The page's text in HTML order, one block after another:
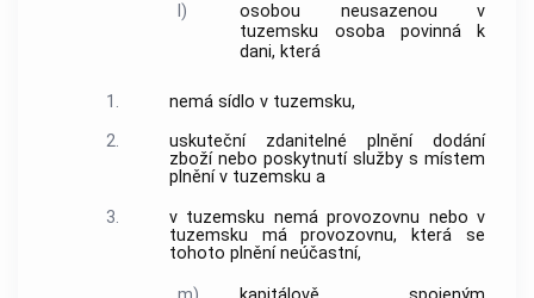
l)
osobou neusazenou v
tuzemsku osoba povinná k
dani, která
1.
nemá sídlo v tuzemsku,
2.
uskuteční zdanitelné plnění dodání
zbožínebo poskytnutí služby s místem
plnění v tuzemsku a
3.
v tuzemsku nemáprovozovnu nebo v
tuzemsku máprovozovnu, která se
tohoto plnění neúčastní,